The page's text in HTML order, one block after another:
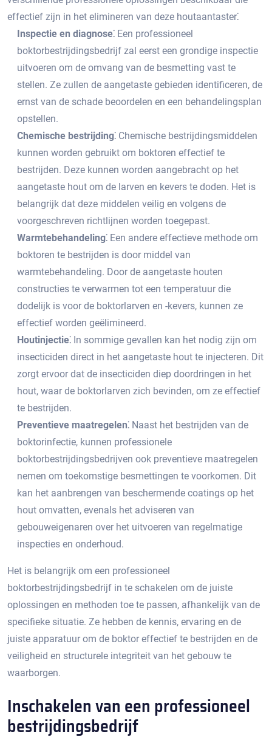
effectief zijn in het elimineren van deze houtaantaster⁚
Inspectie en diagnose⁚ Een professioneel
boktorbestrijdingsbedrijf zal eerst een grondige inspectie
uitvoeren om de omvang van de besmetting vast te
stellen.​ Ze zullen de aangetaste gebieden identificeren, de
ernst van de schade beoordelen en een behandelingsplan
opstellen.
Chemische bestrijding⁚ Chemische bestrijdingsmiddelen
kunnen worden gebruikt om boktoren effectief te
bestrijden.​ Deze kunnen worden aangebracht op het
aangetaste hout om de larven en kevers te doden.​ Het is
belangrijk dat deze middelen veilig en volgens de
voorgeschreven richtlijnen worden toegepast.​
Warmtebehandeling⁚ Een andere effectieve methode om
boktoren te bestrijden is door middel van
warmtebehandeling.​ Door de aangetaste houten
constructies te verwarmen tot een temperatuur die
dodelijk is voor de boktorlarven en -kevers, kunnen ze
effectief worden geëlimineerd.​
Houtinjectie⁚ In sommige gevallen kan het nodig zijn om
insecticiden direct in het aangetaste hout te injecteren.​ Dit
zorgt ervoor dat de insecticiden diep doordringen in het
hout, waar de boktorlarven zich bevinden, om ze effectief
te bestrijden.
Preventieve maatregelen⁚ Naast het bestrijden van de
boktorinfectie, kunnen professionele
boktorbestrijdingsbedrijven ook preventieve maatregelen
nemen om toekomstige besmettingen te voorkomen. Dit
kan het aanbrengen van beschermende coatings op het
hout omvatten, evenals het adviseren van
gebouweigenaren over het uitvoeren van regelmatige
inspecties en onderhoud.​
Het is belangrijk om een professioneel
boktorbestrijdingsbedrijf in te schakelen om de juiste
oplossingen en methoden toe te passen, afhankelijk van de
specifieke situatie.​ Ze hebben de kennis, ervaring en de
juiste apparatuur om de boktor effectief te bestrijden en de
veiligheid en structurele integriteit van het gebouw te
waarborgen.​
Inschakelen van een professioneel
bestrijdingsbedrijf